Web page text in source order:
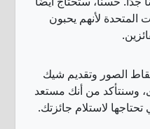
المتحدة لأنهم يحبون
الصور وتقديم شيك
وسنتأكد من أنك مستعد
لاستلام جائزتك.